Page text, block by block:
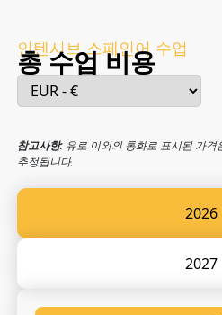
2026
2027
인텐시브 스페인어 수업
총 수업 비용
참고사항:유로 이외의 통화로 표시된 가격
추정됩니다.